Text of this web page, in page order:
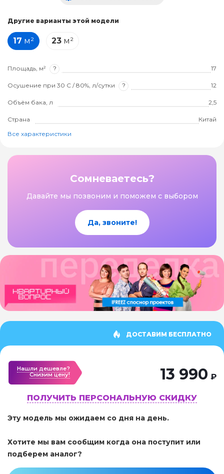
Другие варианты этой модели
17 м² 23 м²
Площадь, м² ? 17
Осушение при 30 C / 80%, л/сутки ? 12
Объём бака, л 2,5
Страна
Китай
Все характеристики
Сомневаетесь?
Давайте мы позвоним и поможем с выбором
Да, звоните!
ДОСТАВИМ БЕСПЛАТНО
Нашли дешевле?
Cнизим цену!
13 990 ₽
ПОЛУЧИТЬ ПЕРСОНАЛЬНУЮ СКИДКУ
Эту модель мы ожидаем со дня на день.
Хотите мы вам сообщим когда она поступит или
подберем аналог?